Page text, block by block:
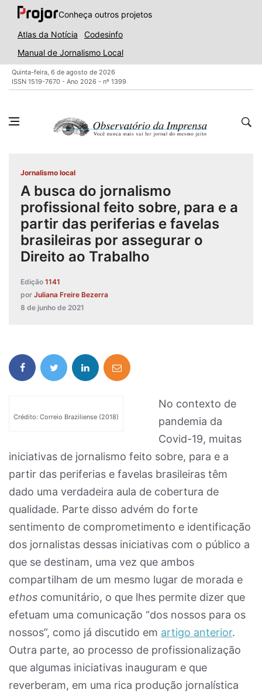
Conheça outros projetos
Atlas da Notícia
Codesinfo
Manual de Jornalismo Local
Quinta-feira, 6 de agosto de 2026
ISSN 1519-7670 - Ano 2026 - nº 1399
Jornalismo local
A busca do jornalismo
profissional feito sobre, para e a
partir das periferias e favelas
brasileiras por assegurar o
Direito ao Trabalho
Edição 1141
por Juliana Freire Bezerra
8 de junho de 2021
Crédito: Correio Braziliense (2018)
No contexto de
pandemia da
Covid-19, muitas
iniciativas de jornalismo feito sobre, para e a
partir das periferias e favelas brasileiras têm
dado uma verdadeira aula de cobertura de
qualidade. Parte disso advém do forte
sentimento de comprometimento e identificação
dos jornalistas dessas iniciativas com o público a
que se destinam, uma vez que ambos
compartilham de um mesmo lugar de morada e
ethos comunitário, o que lhes permite dizer que
efetuam uma comunicação “dos nossos para os
nossos”, como já discutido em artigo anterior.
Outra parte, ao processo de profissionalização
que algumas iniciativas inauguram e que
reverberam, em uma rica produção jornalística